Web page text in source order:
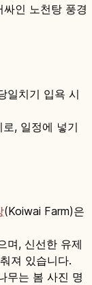
인 노천탕 풍경
일치기 입욕 시
, 일정에 넣기
(Koiwai Farm)은
며, 신선한 유제
져 있습니다.
무는 봄 사진 명